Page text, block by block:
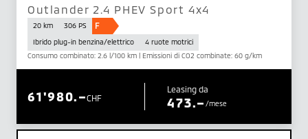
Outlander 2.4 PHEV Sport 4x4
20 km 306 PS F
Ibrido plug-in benzina/elettrico
4 ruote motrici
Consumo combinato: 2.6 l/100 km | Emissioni di CO2 combinate: 60 g/km
CHF
61'980.– Leasing da
473.–/mese